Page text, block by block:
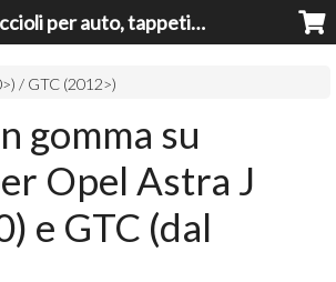
Braccioli per auto, tappeti auto, accessori auto MADE IN ITALY - Armrests, Mittelarmlehnen, Accoundoirs
/ GTC (2012>)
gomma su
Opel Astra J
e GTC (dal